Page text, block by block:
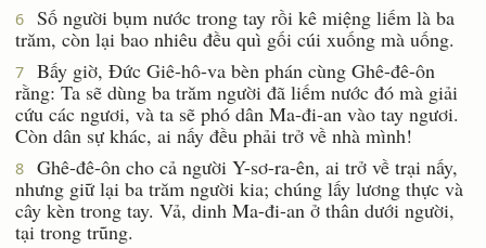
6
Số người bụm nước trong tay rồi kê miệng liếm là ba
trăm, còn lại bao nhiêu đều quì gối cúi xuống mà uống.
7
Bấy giờ, Ðức Giê-hô-va bèn phán cùng Ghê-đê-ôn
rằng: Ta sẽ dùng ba trăm người đã liếm nước đó mà giải
cứu các ngươi, và ta sẽ phó dân Ma-đi-an vào tay ngươi.
Còn dân sự khác, ai nấy đều phải trở về nhà mình!
8
Ghê-đê-ôn cho cả người Y-sơ-ra-ên, ai trở về trại nấy,
nhưng giữ lại ba trăm người kia; chúng lấy lương thực và
cây kèn trong tay. Vả, dinh Ma-đi-an ở thân dưới người,
tại trong trũng.